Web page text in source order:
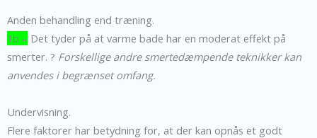
Anden behandling end træning.
1b – Det tyder på at varme bade har en moderat effekt på
smerter. ? Forskellige andre smertedæmpende teknikker kan
anvendes i begrænset omfang.
Undervisning.
Flere faktorer har betydning for, at der kan opnås et godt